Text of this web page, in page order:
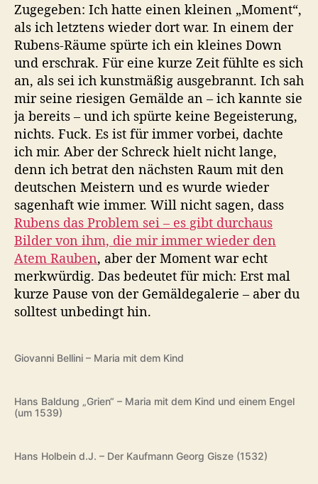
Zugegeben: Ich hatte einen kleinen „Moment“,
als ich letztens wieder dort war. In einem der
Rubens-Räume spürte ich ein kleines Down
und erschrak. Für eine kurze Zeit fühlte es sich
an, als sei ich kunstmäßig ausgebrannt. Ich sah
mir seine riesigen Gemälde an – ich kannte sie
ja bereits – und ich spürte keine Begeisterung,
nichts. Fuck. Es ist für immer vorbei, dachte
ich mir. Aber der Schreck hielt nicht lange,
denn ich betrat den nächsten Raum mit den
deutschen Meistern und es wurde wieder
sagenhaft wie immer. Will nicht sagen, dass
Rubens das Problem sei – es gibt durchaus
Bilder von ihm, die mir immer wieder den
Atem Rauben, aber der Moment war echt
merkwürdig. Das bedeutet für mich: Erst mal
kurze Pause von der Gemäldegalerie – aber du
solltest unbedingt hin.
Giovanni Bellini – Maria mit dem Kind
Hans Baldung „Grien“ – Maria mit dem Kind und einem Engel
(um 1539)
Hans Holbein d.J. – Der Kaufmann Georg Gisze (1532)